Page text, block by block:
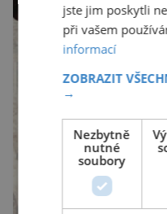
jste jim poskytli
při vašem
informací
ZOBRAZIT
→
Nezbytně
nutné
soubory